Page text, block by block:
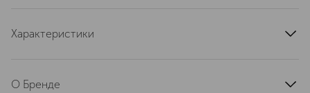
Характеристики
О Бренде